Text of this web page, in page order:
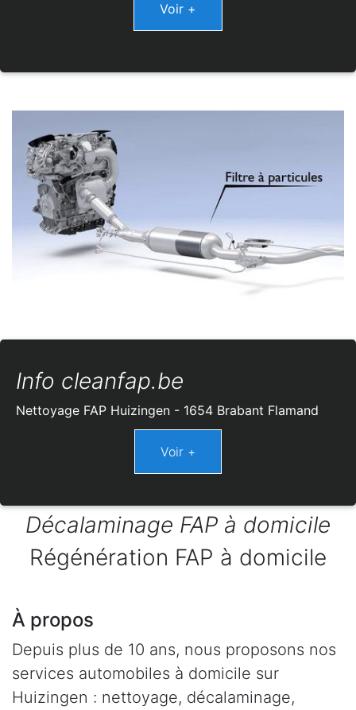
Voir +
Info cleanfap.be
Nettoyage FAP Huizingen - 1654 Brabant Flamand
Décalaminage FAP à domicile
Régénération FAP à domicile
À propos
Depuis plus de 10 ans, nous proposons nos
services automobiles à domicile sur
Huizingen : nettoyage, décalaminage,